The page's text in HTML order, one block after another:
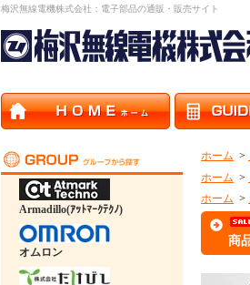
梅沢無線電機株式会社：電子部品の通販・販売サイト
Armadillo(ｱｯﾄﾏｰｸﾃｸﾉ)
オムロン
ホーム >
ホーム >
ホーム >
商